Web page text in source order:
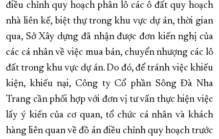
điều chỉnh quy hoạch phân lô các ô đất quy hoạch
nhà liên kế, biệt thự trong khu vực dự án, thời gian
qua, Sở Xây dựng đã nhận được đơn kiến nghị của
các cá nhân về việc mua bán, chuyển nhượng các lô
đất trong khu vực dự án. Do đó, để tránh việc khiếu
kiện, khiếu nại, Công ty Cổ phần Sông Đà Nha
Trang cần phối hợp với đơn vị tư vấn thực hiện việc
lấy ý kiến của cơ quan, tổ chức cá nhân và khách
hàng liên quan về đồ án điều chỉnh quy hoạch trước